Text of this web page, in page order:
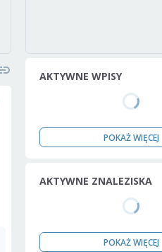
AKTYWNE WPISY
POKAŻ WIĘCEJ
AKTYWNE ZNALEZISKA
POKAŻ WIĘCEJ